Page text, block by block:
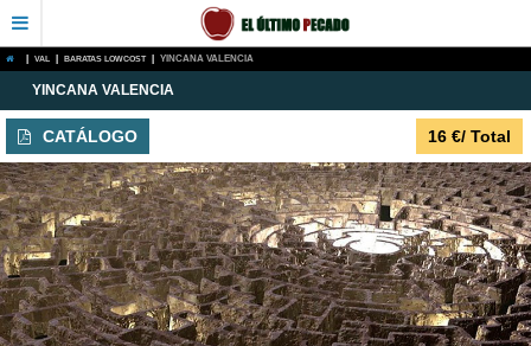
VAL BARATAS LOWCOST YINCANA VALENCIA
YINCANA VALENCIA
16 €/ Total
CATÁLOGO